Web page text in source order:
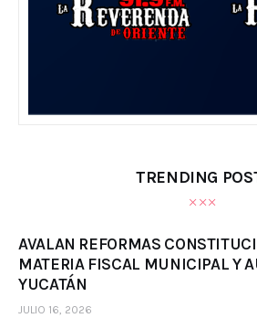
TRENDING
AVALAN REFORMAS
MATERIA FISCAL MUNICIPAL Y
YUCATÁN
JULIO 16, 2026